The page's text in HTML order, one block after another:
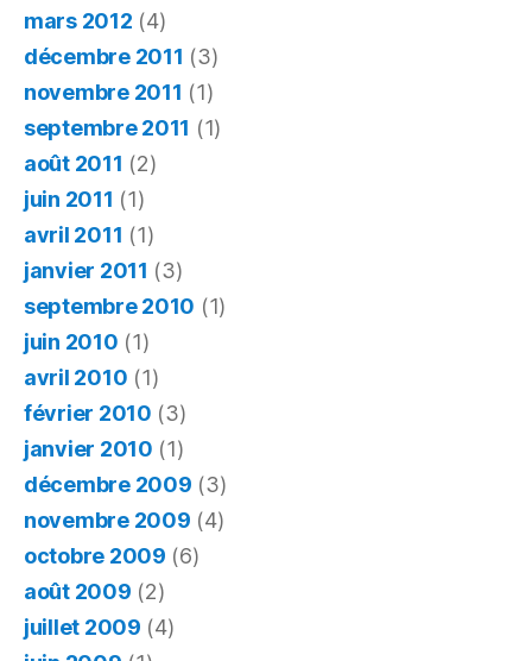
mars 2012 (4)
décembre 2011 (3)
novembre 2011 (1)
septembre 2011 (1)
août 2011 (2)
juin 2011 (1)
avril 2011 (1)
janvier 2011 (3)
septembre 2010 (1)
juin 2010 (1)
avril 2010 (1)
février 2010 (3)
janvier 2010 (1)
décembre 2009 (3)
novembre 2009 (4)
octobre 2009 (6)
août 2009 (2)
juillet 2009 (4)